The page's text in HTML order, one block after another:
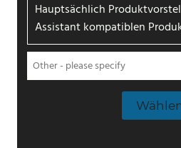
Hauptsächlich
Assistant kompatiblen